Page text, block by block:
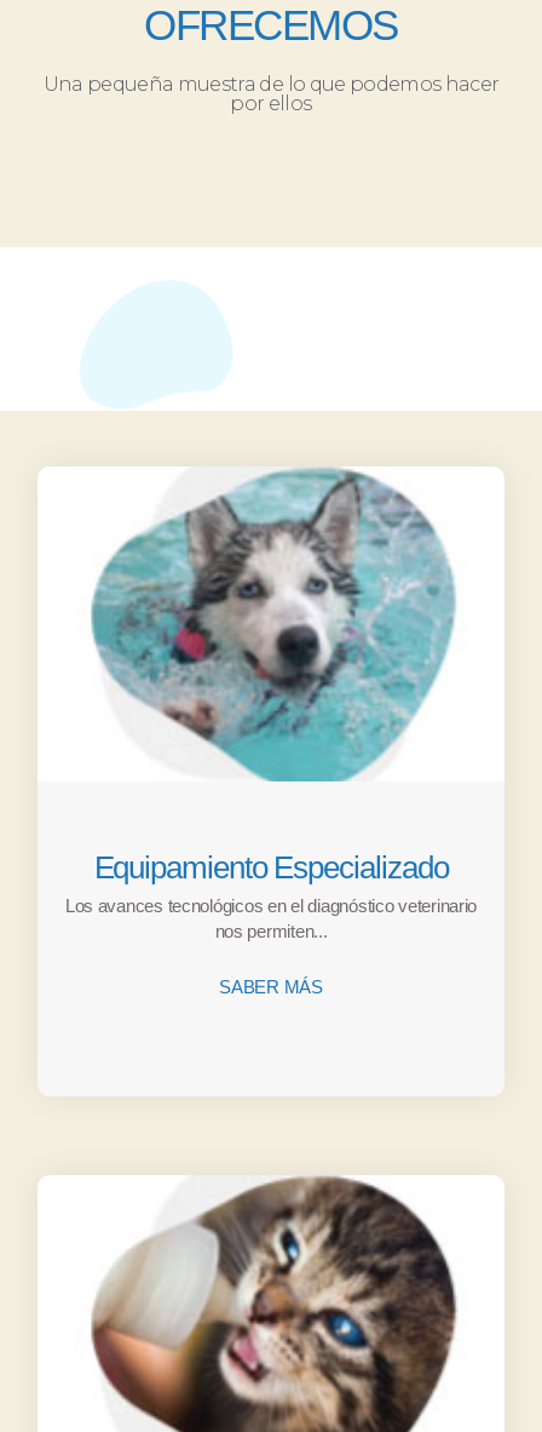
OFRECEMOS
Una pequeña muestra de lo que podemos hacer
por ellos
Equipamiento Especializado
Los avances tecnológicos en el diagnóstico veterinario
nos permiten...
SABER MÁS